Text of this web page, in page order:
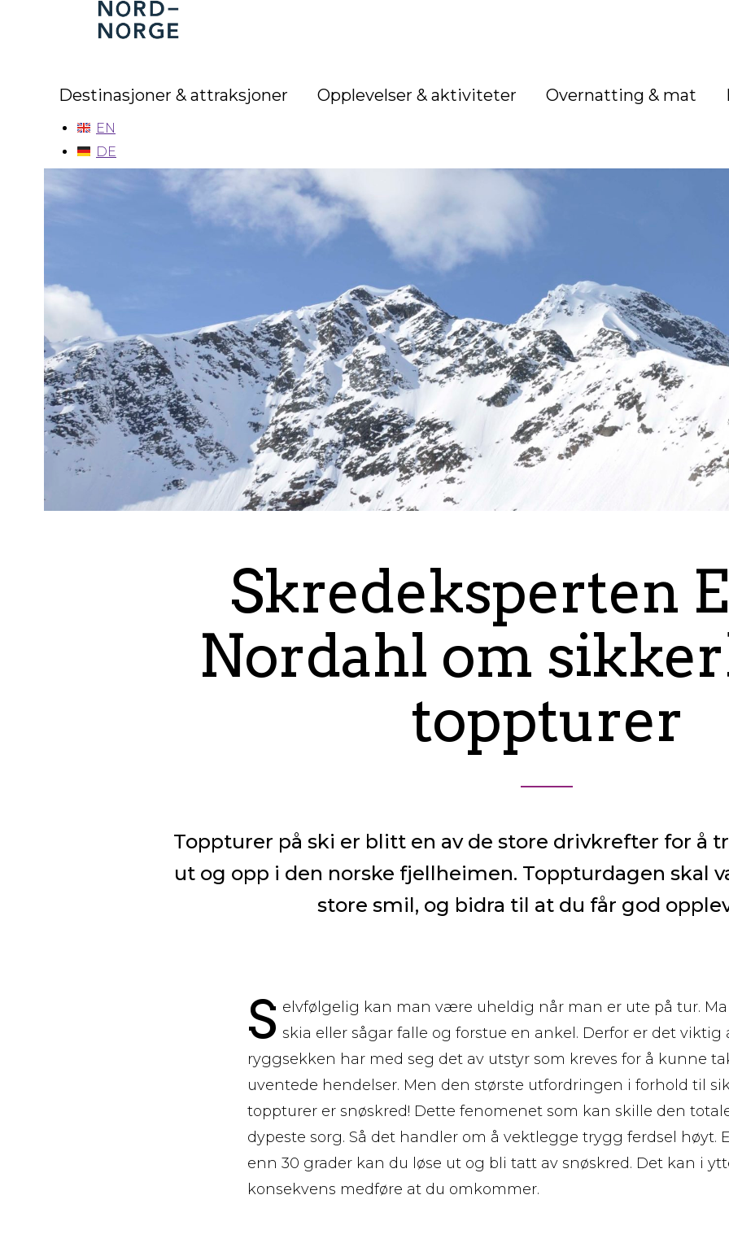
Nord-
Norge
Destinasjoner & attraksjoner Opplevelser & aktiviteter Overnatting & mat
EN
DE
Skredeksperten
Nordahl om
toppturer
Toppturer på ski er blitt en av de store drivkrefter for å
ut og opp i den norske fjellheimen. Toppturdagen skal
store smil, og bidra til at du får god
S elvfølgelig kan man være uheldig når man er ute på tur.
skia eller sågar falle og forstue en ankel. Derfor er det viktig
ryggsekken har med seg det av utstyr som kreves for å kunne
uventede hendelser. Men den største utfordringen i forhold til
toppturer er snøskred! Dette fenomenet som kan skille den
dypeste sorg. Så det handler om å vektlegge trygg ferdsel høyt.
enn 30 grader kan du løse ut og bli tatt av snøskred. Det kan i
konsekvens medføre at du omkommer.